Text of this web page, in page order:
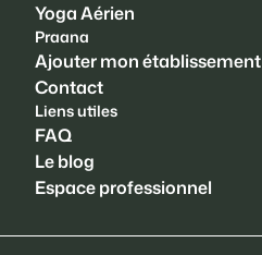
Yoga Aérien
Praana
Ajouter mon établissement
Contact
Liens utiles
FAQ
Le blog
Espace professionnel